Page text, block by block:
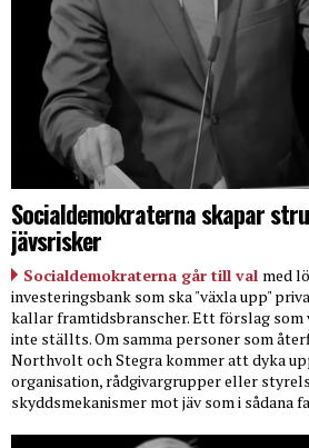
Socialdemokraterna skapar
jävsrisker
Socialdemokraterna går till val med
investeringsbank som ska "växla upp"
kallar framtidsbranscher. Ett förslag som
inte ställts. Om samma personer som
Northvolt och Stegra kommer att dyka
organisation, rådgivargrupper eller
skyddsmekanismer mot jäv som i sådana